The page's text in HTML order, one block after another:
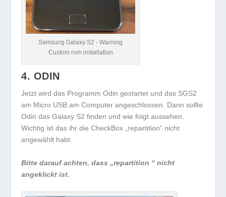
Samsung Galaxy S2 - Warning
Custom rom installation
4. ODIN
Jetzt wird das Programm Odin gestartet und das SGS2
am Micro USB am Computer angeschlossen. Dann sollte
Odin das Galaxy S2 finden und wie folgt aussehen.
Wichtig ist das ihr die CheckBox „repartition“ nicht
angewählt habt.
Bitte darauf achten, dass „repartition “ nicht
angeklickt ist.